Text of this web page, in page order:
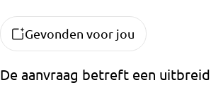
Gevonden voor jou
De aanvraag betreft een